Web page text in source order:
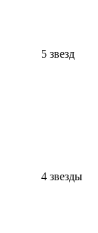
5 звезд
4 звезды